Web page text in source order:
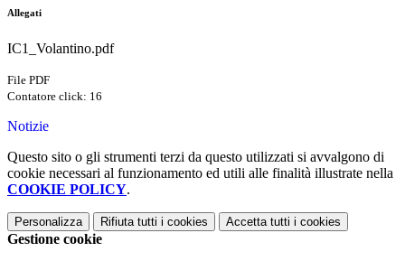
Allegati
IC1_Volantino.pdf
File PDF
Contatore click: 16
Notizie
Questo sito o gli strumenti terzi da questo utilizzati si avvalgono di
cookie necessari al funzionamento ed utili alle finalità illustrate nella
COOKIE POLICY.
Personalizza Rifiuta tutti i cookies Accetta tutti i cookies
Gestione cookie